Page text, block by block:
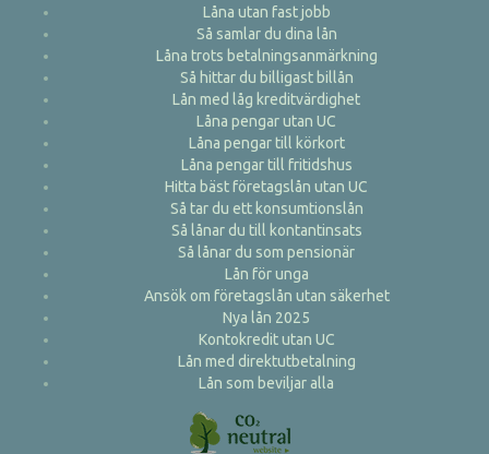
Låna utan fast jobb
Så samlar du dina lån
Låna trots betalningsanmärkning
Så hittar du billigast billån
Lån med låg kreditvärdighet
Låna pengar utan UC
Låna pengar till körkort
Låna pengar till fritidshus
Hitta bäst företagslån utan UC
Så tar du ett konsumtionslån
Så lånar du till kontantinsats
Så lånar du som pensionär
Lån för unga
Ansök om företagslån utan säkerhet
Nya lån 2025
Kontokredit utan UC
Lån med direktutbetalning
Lån som beviljar alla